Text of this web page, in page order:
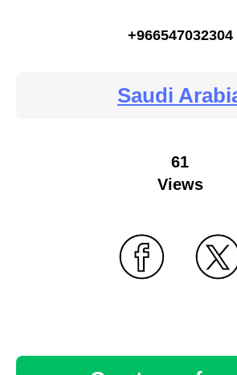
+966547032304
Saudi
61
Views